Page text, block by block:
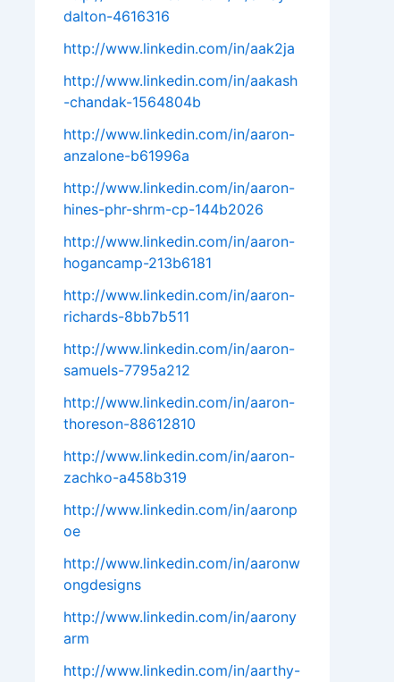
dalton-4616316
http://www.linkedin.com/in/aak2ja
http://www.linkedin.com/in/aakash
-chandak-1564804b
http://www.linkedin.com/in/aaron-
anzalone-b61996a
http://www.linkedin.com/in/aaron-
hines-phr-shrm-cp-144b2026
http://www.linkedin.com/in/aaron-
hogancamp-213b6181
http://www.linkedin.com/in/aaron-
richards-8bb7b511
http://www.linkedin.com/in/aaron-
samuels-7795a212
http://www.linkedin.com/in/aaron-
thoreson-88612810
http://www.linkedin.com/in/aaron-
zachko-a458b319
http://www.linkedin.com/in/aaronp
oe
http://www.linkedin.com/in/aaronw
ongdesigns
http://www.linkedin.com/in/aarony
arm
http://www.linkedin.com/in/aarthy-